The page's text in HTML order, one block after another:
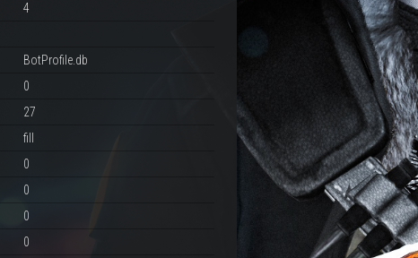
4
BotProfile.db
0
27
fill
0
0
0
0